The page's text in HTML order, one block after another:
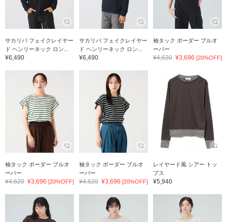
サカリバ フェイクレイヤー
ド ヘンリーネック ロン...
¥6,490
サカリバ フェイクレイヤー
ド ヘンリーネック ロン...
¥6,490
袖タック ボーダー プルオ
ーバー
¥4,620 ¥3,696 [20%OFF]
袖タック ボーダー プルオ
ーバー
¥4,620 ¥3,696 [20%OFF]
袖タック ボーダー プルオ
ーバー
¥4,620 ¥3,696 [20%OFF]
レイヤード風 シアー トッ
プス
¥5,940